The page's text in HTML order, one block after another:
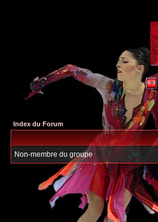
Index du Forum
Non-membre du groupe